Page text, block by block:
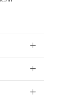
жінкам
знак